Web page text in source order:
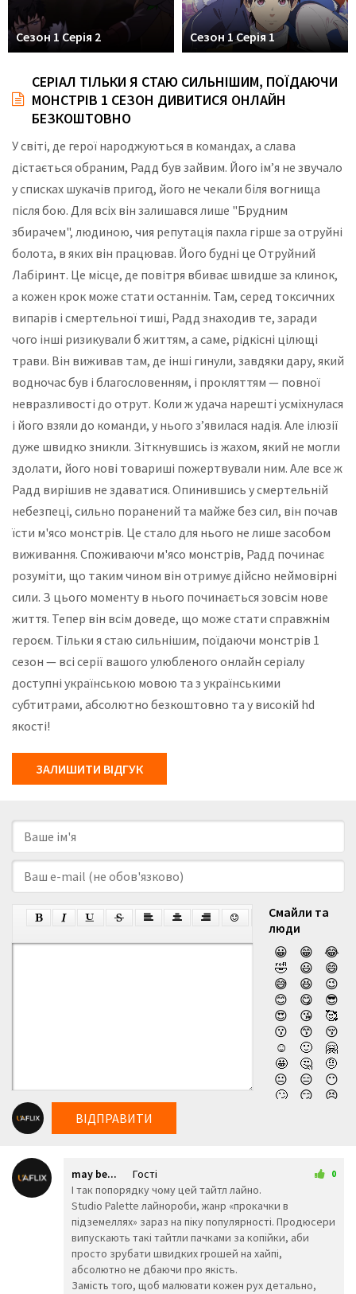
Сезон 1 Серія 2 Сезон 1 Серія 1
СЕРІАЛ ТІЛЬКИ Я СТАЮ СИЛЬНІШИМ, ПОЇДАЮЧИ
МОНСТРІВ 1 СЕЗОН ДИВИТИСЯ ОНЛАЙН
БЕЗКОШТОВНО
У світі, де герої народжуються в командах, а слава
дістається обраним, Радд був зайвим. Його ім’я не звучало
у списках шукачів пригод, його не чекали біля вогнища
після бою. Для всіх він залишався лише "Брудним
збирачем", людиною, чия репутація пахла гірше за отруйні
болота, в яких він працював. Його будні це Отруйний
Лабіринт. Це місце, де повітря вбиває швидше за клинок,
а кожен крок може стати останнім. Там, серед токсичних
випарів і смертельної тиші, Радд знаходив те, заради
чого інші ризикували б життям, а саме, рідкісні цілющі
трави. Він виживав там, де інші гинули, завдяки дару, який
водночас був і благословенням, і прокляттям — повної
невразливості до отрут. Коли ж удача нарешті усміхнулася
і його взяли до команди, у нього з’явилася надія. Але ілюзії
дуже швидко зникли. Зіткнувшись із жахом, який не могли
здолати, його нові товариші пожертвували ним. Але все ж
Радд вирішив не здаватися. Опинившись у смертельній
небезпеці, сильно поранений та майже без сил, він почав
їсти м'ясо монстрів. Це стало для нього не лише засобом
виживання. Споживаючи м'ясо монстрів, Радд починає
розуміти, що таким чином він отримує дійсно неймовірні
сили. З цього моменту в нього починається зовсім нове
життя. Тепер він всім доведе, що може стати справжнім
героєм. Тільки я стаю сильнішим, поїдаючи монстрів 1
сезон — всі серії вашого улюбленого онлайн серіалу
доступні українською мовою та з українськими
субтитрами, абсолютно безкоштовно та у високій hd
якості!
ЗАЛИШИТИ ВІДГУК
Смайли та
люди
😀
😁
😂
🤣
😃
😄
😅
😆
😉
😊
😋
😎
😍
😘
🥰
😗
😙
😚
☺️
🙂
🤗
🤩
🤔
🤨
😐
😑
😶
🙄
😏
😣
😔
😲
😖
😞
😟
😤
😢
😦
😰
😱
ВІДПРАВИТИ
may be...
Гості
25 червня 2026 03:00
0
І так попорядку чому цей тайтл лайно.
Studio Palette лайнороби, жанр «прокачки в
підземеллях» зараз на піку популярності. Продюсери
випускають такі тайтли пачками за копійки, аби
просто зрубати швидких грошей на хайпі,
абсолютно не дбаючи про якість.
Замість того, щоб малювати кожен рух детально,